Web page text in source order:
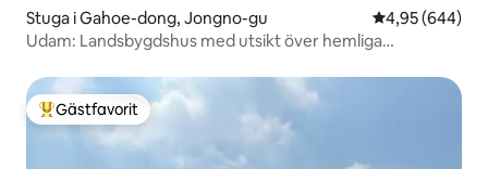
Stuga i Gahoe-dong, Jongno-gu 4,95 av 5 i
4,95 (644)
Udam: Landsbygdshus med utsikt över hemliga
Populär gästfavorit
Gästfavorit